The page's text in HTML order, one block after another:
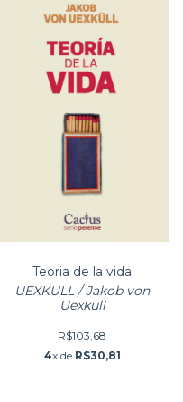
Teoria de la vida
UEXKULL / Jakob von
Uexkull
R$103,68
4x de R$30,81